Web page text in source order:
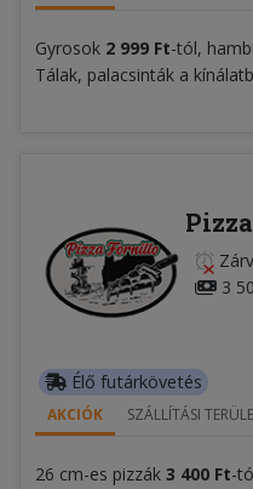
Gyrosok 2 999 Ft-tól,
Tálak, palacsinták a
3
Élő futárkövetés
AKCIÓK SZÁLLÍTÁSI
26 cm-es pizzák 3 400 Ft-